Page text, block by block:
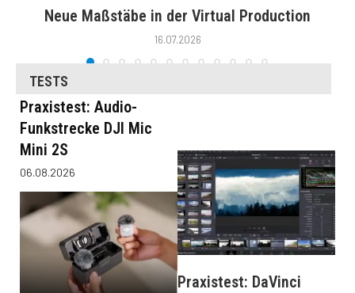
Neue Maßstäbe in der Virtual Production
16.07.2026
TESTS
Praxistest: Audio-
Funkstrecke DJI Mic
Mini 2S
06.08.2026
Praxistest: DaVinci